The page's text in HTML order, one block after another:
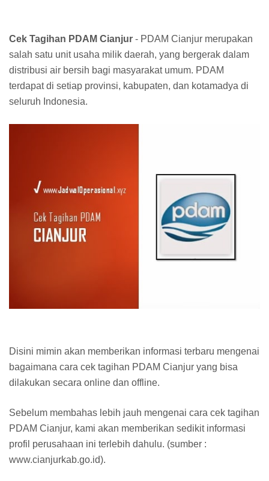
Cek Tagihan PDAM Cianjur - PDAM Cianjur merupakan
salah satu unit usaha milik daerah, yang bergerak dalam
distribusi air bersih bagi masyarakat umum. PDAM
terdapat di setiap provinsi, kabupaten, dan kotamadya di
seluruh Indonesia.
Disini mimin akan memberikan informasi terbaru mengenai
bagaimana cara cek tagihan PDAM Cianjur yang bisa
dilakukan secara online dan offline.
Sebelum membahas lebih jauh mengenai cara cek tagihan
PDAM Cianjur, kami akan memberikan sedikit informasi
profil perusahaan ini terlebih dahulu. (sumber :
www.cianjurkab.go.id).